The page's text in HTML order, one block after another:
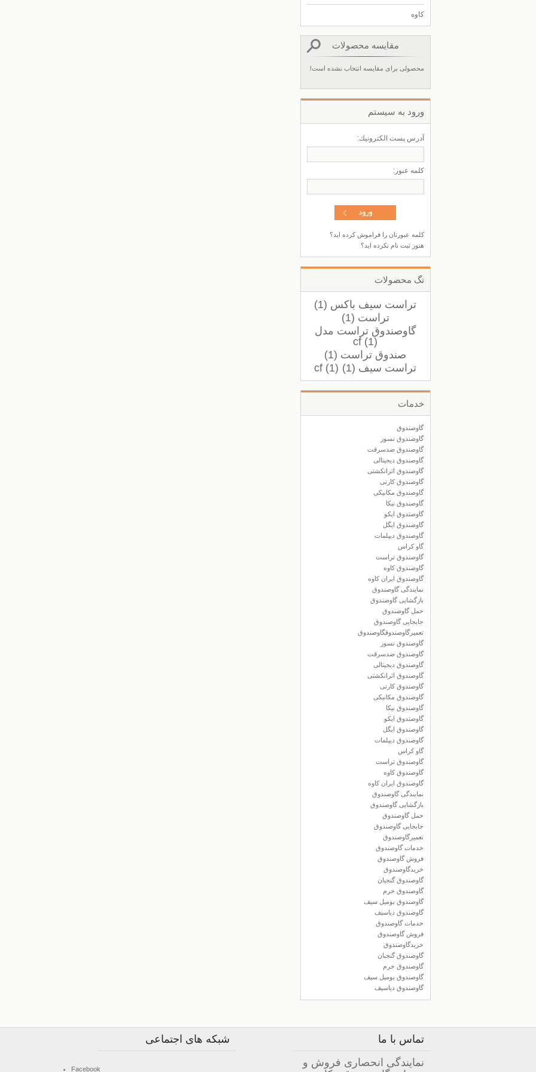
کاوه
مقایسه محصولات
محصولی برای مقایسه انتخاب نشده است!
ورود به سيستم
آدرس پست الكترونيك:
كلمه عبور:
کلمه عبورتان را فراموش کرده اید؟
هنوز ثبت نام نکرده اید؟
تگ محصولات
تراست سیف باکس (1)
تراست (1)
گاوصندوق تراست مدل
cf (1)
صندوق تراست (1)
تراست سیف (1)
cf (1)
خدمات
گاوصندوق
گاوصندوق نسوز
گاوصندوق ضدسرقت
گاوصندوق دیجیتالی
گاوصندوق اثرانکشتی
گاوصندوق کارتی
گاوصندوق مکانیکی
گاوصندوق نیکا
گاوصتدوق ایکو
گاوصندوق ایگل
گاوصندوق دیپلمات
گاو کراس
گاوصندوق تراست
گاوصندوق کاوه
گاوصندوق ایران کاوه
نمایندگی گاوصندوق
بازگشایی گاوصندوق
حمل گاوصندوق
جابجایی گاوصندوق
تعمیرگاوصندوقگاوصندوق
گاوصندوق نسوز
گاوصندوق ضدسرقت
گاوصندوق دیجیتالی
گاوصندوق اثرانکشتی
گاوصندوق کارتی
گاوصندوق مکانیکی
گاوصندوق نیکا
گاوصتدوق ایکو
گاوصندوق ایگل
گاوصندوق دیپلمات
گاو کراس
گاوصندوق تراست
گاوصندوق کاوه
گاوصندوق ایران کاوه
نمایندگی گاوصندوق
بازگشایی گاوصندوق
حمل گاوصندوق
جابجایی گاوصندوق
تعمیرگاوصندوق
خدمات گاوصندوق
فروش گاوصندوق
خریدگاوصندوق
گاوصندوق گنجبان
گاوصندوق خرم
گاوصندوق بومیل سیف
گاوصندوق دیاسیف
خدمات گاوصندوق
فروش گاوصندوق
خریدگاوصندوق
گاوصندوق گنجبان
گاوصندوق خرم
گاوصندوق بومیل سیف
گاوصندوق دیاسیف
تماس با ما
نمایندگی انحصاری فروش و
شبکه های اجتماعی
Facebook